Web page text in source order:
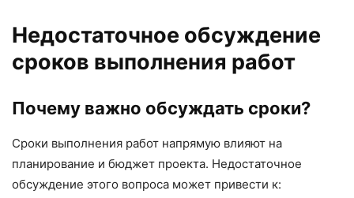
Недостаточное обсуждение
сроков выполнения работ
Почему важно обсуждать сроки?
Сроки выполнения работ напрямую влияют на
планирование и бюджет проекта. Недостаточное
обсуждение этого вопроса может привести к: